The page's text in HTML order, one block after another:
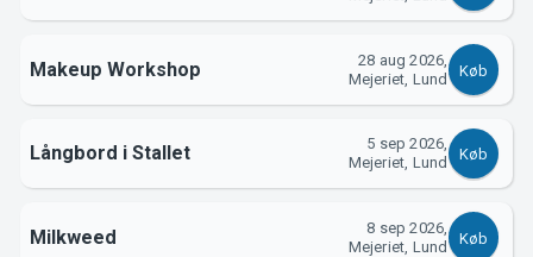
Makeup Workshop
28 aug 2026,
Mejeriet, Lund
Køb
Långbord i Stallet
5 sep 2026,
Mejeriet, Lund
Køb
Milkweed
8 sep 2026,
Mejeriet, Lund
Køb